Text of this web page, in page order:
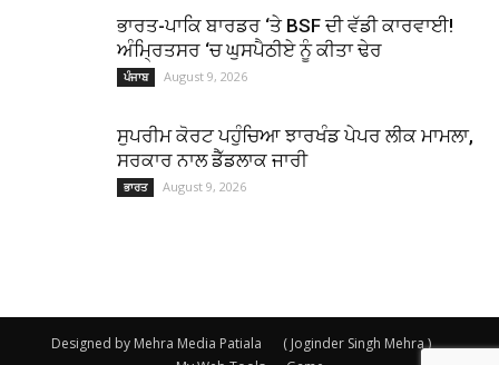
ਭਾਰਤ-ਪਾਕਿ ਬਾਰਡਰ ‘ਤੇ BSF ਦੀ ਵੱਡੀ ਕਾਰਵਾਈ!
ਅੰਮ੍ਰਿਤਸਰ ‘ਚ ਘੁਸਪੈਠੀਏ ਨੂੰ ਕੀਤਾ ਢੇਰ
ਪੰਜਾਬ August 9, 2026
ਸੁਪਰੀਮ ਕੋਰਟ ਪਹੁੰਚਿਆ ਝਾਰਖੰਡ ਪੇਪਰ ਲੀਕ ਮਾਮਲਾ,
ਸਰਕਾਰ ਨਾਲ ਡੈੱਡਲਾਕ ਜਾਰੀ
ਭਾਰਤ August 9, 2026
Designed by Mehra Media Patiala
( Joginder Singh Mehra )